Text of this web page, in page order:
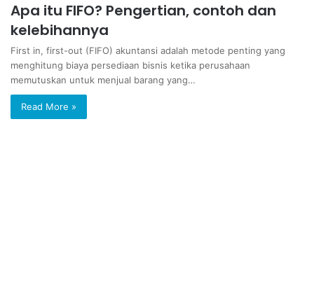
Apa itu FIFO? Pengertian, contoh dan
kelebihannya
First in, first-out (FIFO) akuntansi adalah metode penting yang
menghitung biaya persediaan bisnis ketika perusahaan
memutuskan untuk menjual barang yang…
Read More »